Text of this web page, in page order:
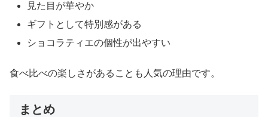
見た目が華やか
ギフトとして特別感がある
ショコラティエの個性が出やすい
食べ比べの楽しさがあることも人気の理由です。
まとめ